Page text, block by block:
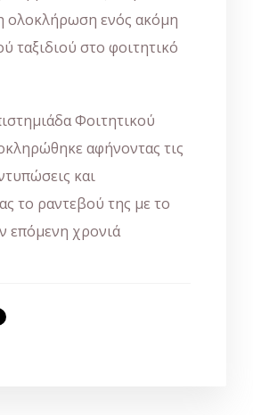
ολοκλήρωση ενός ακόμη
ταξιδιού στο φοιτητικό
Φοιτητικού
αφήνοντας τις
και
το ραντεβού της με το
επόμενη χρονιά